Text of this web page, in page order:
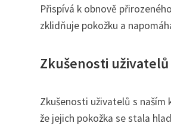
Přispívá k obnově
zklidňuje pokožku a
Zkušenosti
Zkušenosti uživatelů s
že jejich pokožka se stala